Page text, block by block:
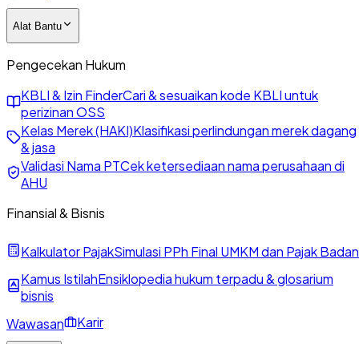
Alat Bantu
Pengecekan Hukum
KBLI & Izin FinderCari & sesuaikan kode KBLI untuk
perizinan OSS
Kelas Merek (HAKI)Klasifikasi perlindungan merek dagang
& jasa
Validasi Nama PTCek ketersediaan nama perusahaan di
AHU
Finansial & Bisnis
Kalkulator PajakSimulasi PPh Final UMKM dan Pajak Badan
Kamus IstilahEnsiklopedia hukum terpadu & glosarium
bisnis
Wawasan
Karir